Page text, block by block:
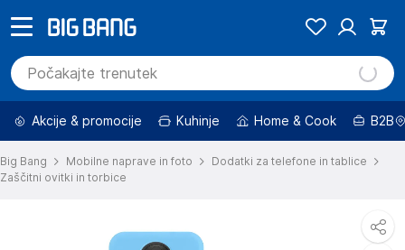
Akcije & promocije Kuhinje Home & Cook B2B
Big Bang Mobilne naprave in foto
Dodatki za telefone in tablice
Zaščitni ovitki in torbice